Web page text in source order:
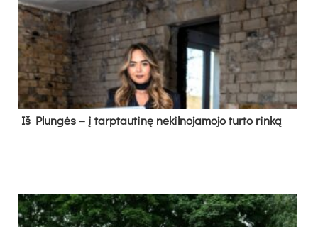
Iš Plungės – į tarptautinę nekilnojamojo turto rinką